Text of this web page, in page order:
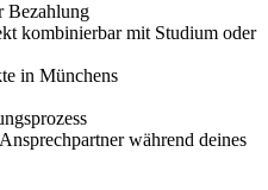
Bezahlung
kombinierbar mit Studium oder
in Münchens
während deines